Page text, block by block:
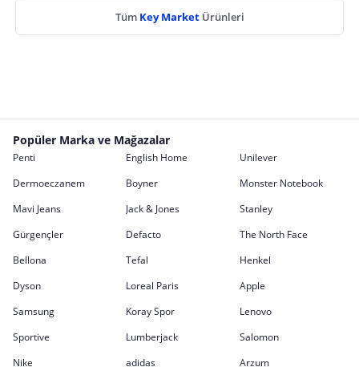
Tüm Key Market Ürünleri
Popüler Marka ve Mağazalar
Penti English Home
Unilever
Dermoeczanem
Boyner
Monster Notebook
Mavi Jeans
Jack & Jones
Stanley
Gürgençler
Defacto
The North Face
Bellona
Tefal
Henkel
Dyson
Loreal Paris
Apple
Samsung
Koray Spor
Lenovo
Sportive
Lumberjack
Salomon
Nike
adidas Arzum